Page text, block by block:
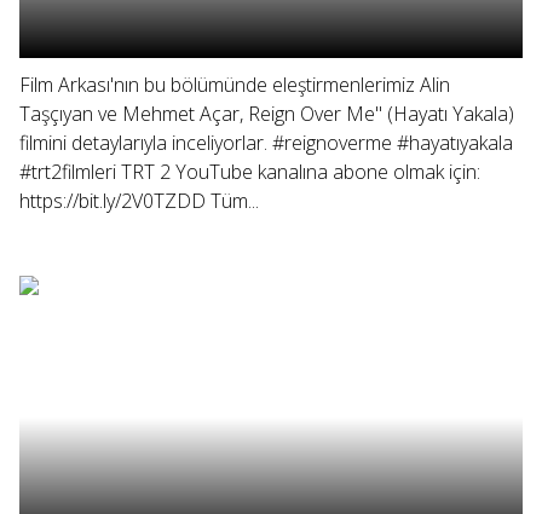
Film Arkası'nın bu bölümünde eleştirmenlerimiz Alin
Taşçıyan ve Mehmet Açar, Reign Over Me" (Hayatı Yakala)
filmini detaylarıyla inceliyorlar. #reignoverme #hayatıyakala
#trt2filmleri TRT 2 YouTube kanalına abone olmak için:
https://bit.ly/2V0TZDD Tüm...